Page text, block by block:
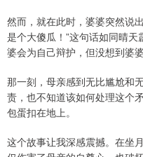
然而，就在此时，婆婆突然说
是个大傻瓜！”这句话如同晴
婆会为自己辩护，但没想到婆
那一刻，母亲感到无比尴尬和
责，也不知道该如何处理这个
包蛋扣在地上。
这个故事让我深感震撼。在坐